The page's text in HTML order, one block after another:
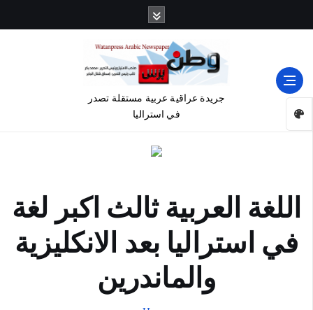
جريدة عراقية عربية مستقلة تصدر
في استراليا
اللغة العربية ثالث اكبر لغة
في استراليا بعد الانكليزية
والماندرين